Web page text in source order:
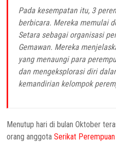
Pada kesempatan itu, 3
berbicara. Mereka memulai
Setara sebagai organisasi
Gemawan. Mereka
yang menaungi para
dan mengeksplorasi diri
kemandirian kelompok
Menutup hari di bulan Oktober
orang anggotaSerikat